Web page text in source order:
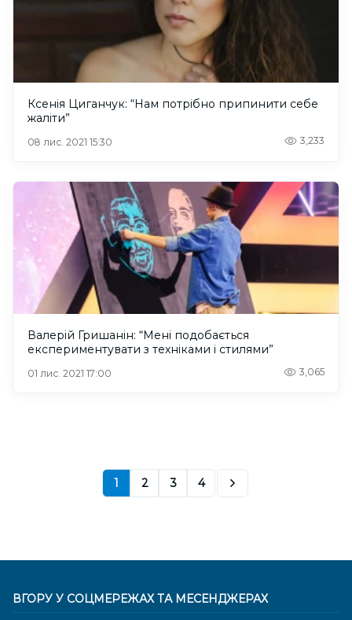
Ксенія Циганчук: “Нам потрібно припинити себе
жаліти”
08 лис. 2021 15:30 3,233
Валерій Гришанін: “Мені подобається
експериментувати з техніками і стилями”
01 лис. 2021 17:00 3,065
1 2 3 4
ВГОРУ У СОЦМЕРЕЖАХ ТА МЕСЕНДЖЕРАХ